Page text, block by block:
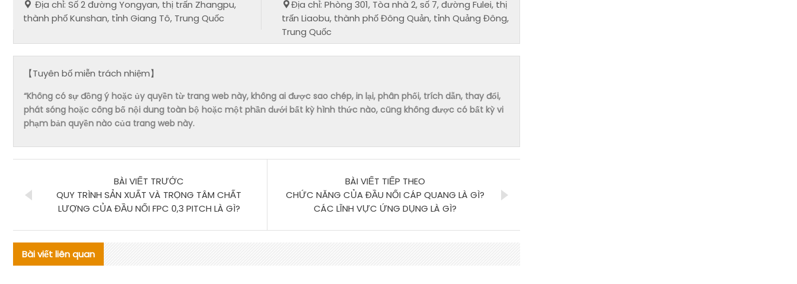
Địa chỉ: Số 2 đường Yongyan, thị trấn Zhangpu,
thành phố Kunshan, tỉnh Giang Tô, Trung Quốc
Địa chỉ: Phòng 301, Tòa nhà 2, số 7, đường Fulei, thị
trấn Liaobu, thành phố Đông Quản, tỉnh Quảng Đông,
Trung Quốc
【Tuyên bố miễn trách nhiệm】
“Không có sự đồng ý hoặc ủy quyền từ trang web này, không ai được sao chép, in lại, phân phối, trích dẫn, thay đổi,
phát sóng hoặc công bố nội dung toàn bộ hoặc một phần dưới bất kỳ hình thức nào, cũng không được có bất kỳ vi
phạm bản quyền nào của trang web này.
BÀI VIẾT TRƯỚC
QUY TRÌNH SẢN XUẤT VÀ TRỌNG TÂM CHẤT
LƯỢNG CỦA ĐẦU NỐI FPC 0,3 PITCH LÀ GÌ?
BÀI VIẾT TIẾP THEO
CHỨC NĂNG CỦA ĐẦU NỐI CÁP QUANG LÀ GÌ?
CÁC LĨNH VỰC ỨNG DỤNG LÀ GÌ?
Bài viết liên quan